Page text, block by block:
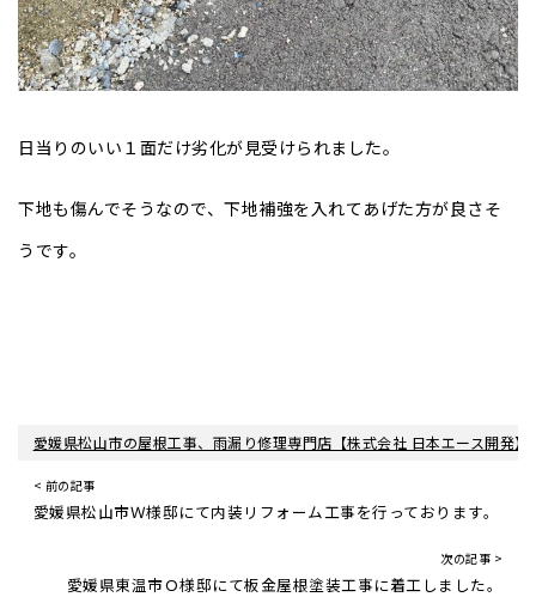
日当りのいい１面だけ劣化が見受けられました。
下地も傷んでそうなので、下地補強を入れてあげた方が良さそ
うです。
愛媛県松山市の屋根工事、雨漏り修理専門店【株式会社 日本エース開発】
< 前の記事
愛媛県松山市Ｗ様邸にて内装リフォーム工事を行っております。
次の記事 >
愛媛県東温市Ｏ様邸にて板金屋根塗装工事に着工しました。